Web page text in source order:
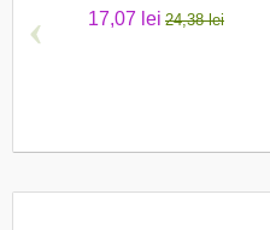
17,07 lei 24,38 lei
‹